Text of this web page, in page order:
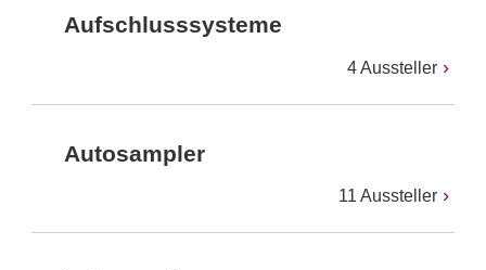
Aufschlusssysteme
4 Aussteller
Autosampler
11 Aussteller